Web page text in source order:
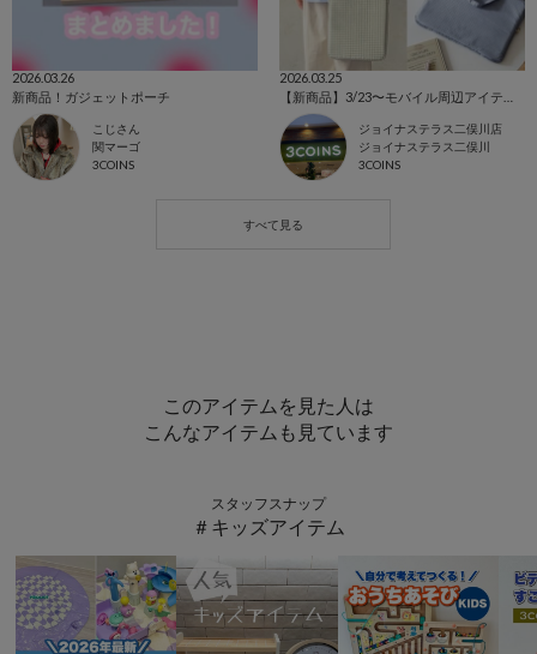
2026.03.26
新商品！ガジェットポーチ
こじさん
関マーゴ
3COINS
2026.03.25
ジョイナステラス二俣川店
ジョイナステラス二俣川
3COINS
このアイテムを見た人は
こんなアイテムも見ています
スタッフスナップ
＃キッズアイテム